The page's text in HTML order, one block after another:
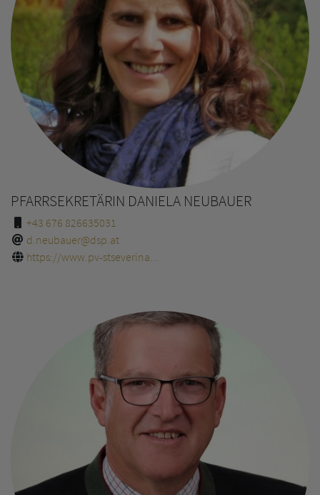
PFARRSEKRETÄRIN DANIELA NEUBAUER
+43 676 826635031
d.neubauer@dsp.at
https://www.pv-stseverina...